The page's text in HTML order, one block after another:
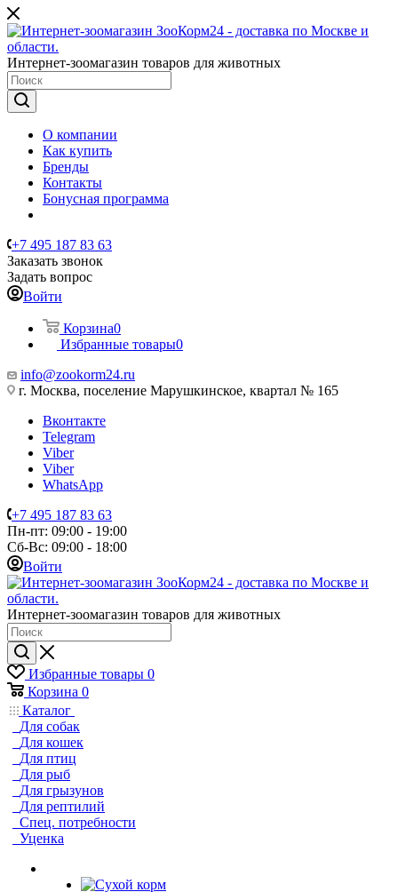
Интернет-зоомагазин товаров для животных
О компании
Как купить
Бренды
Контакты
Бонусная программа
+7 495 187 83 63
Заказать звонок
Задать вопрос
Войти
Корзина0
Избранные товары0
info@zookorm24.ru
г. Москва, поселение Марушкинское, квартал № 165
Вконтакте
Telegram
Viber
Viber
WhatsApp
+7 495 187 83 63
Пн-пт: 09:00 - 19:00
Сб-Вс: 09:00 - 18:00
Войти
Интернет-зоомагазин товаров для животных
Избранные товары 0
Корзина 0
Каталог
Для собак
Для кошек
Для птиц
Для рыб
Для грызунов
Для рептилий
Спец. потребности
Уценка